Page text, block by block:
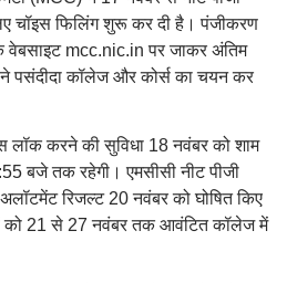
चॉइस फिलिंग शुरू कर दी है। पंजीकरण
वेबसाइट mcc.nic.in पर जाकर अंतिम
पसंदीदा कॉलेज और कोर्स का चयन कर
लॉक करने की सुविधा 18 नवंबर को शाम
बजे तक रहेगी। एमसीसी नीट पीजी
रिजल्ट 20 नवंबर को घोषित किए
को 21 से 27 नवंबर तक आवंटित कॉलेज में